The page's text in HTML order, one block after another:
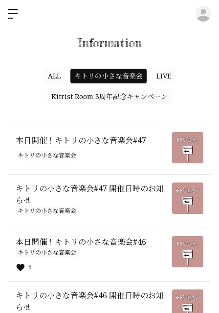
Information
ALL キトリの小さな音楽会 LIVE
Kitrist Room 3周年記念キャンペーン
本日開催！キトリの小さな音楽会#47
キトリの小さな音楽会
キトリの小さな音楽会#47 開催日時のお知
らせ
キトリの小さな音楽会
本日開催！キトリの小さな音楽会#46
キトリの小さな音楽会
5
キトリの小さな音楽会#46 開催日時のお知
らせ